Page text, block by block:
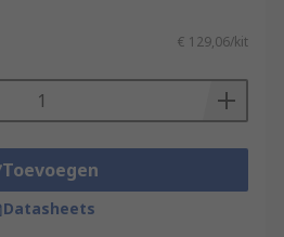
€ 129,06/kit
Toevoegen
Datasheets